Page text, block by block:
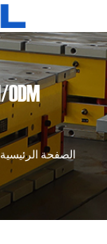
الصفحة الرئيسية